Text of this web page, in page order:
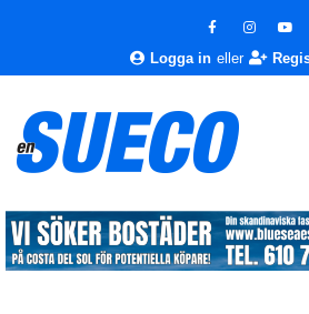
Logga in eller